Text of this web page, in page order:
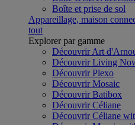
Boîte et prise de sol
Appareillage, maison
tout
Explorer par gamme
Découvrir Art
Découvrir Living
Découvrir Plexo
Découvrir Mosaic
Découvrir Batibox
Découvrir Céliane
Découvrir Céliane